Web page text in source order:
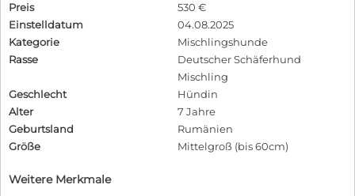
Preis
530 €
Einstelldatum
04.08.2025
Kategorie
Mischlingshunde
Rasse
Deutscher Schäferhund
Mischling
Geschlecht
Hündin
Alter
7 Jahre
Geburtsland
Rumänien
Größe
Mittelgroß (bis 60cm)
Weitere Merkmale